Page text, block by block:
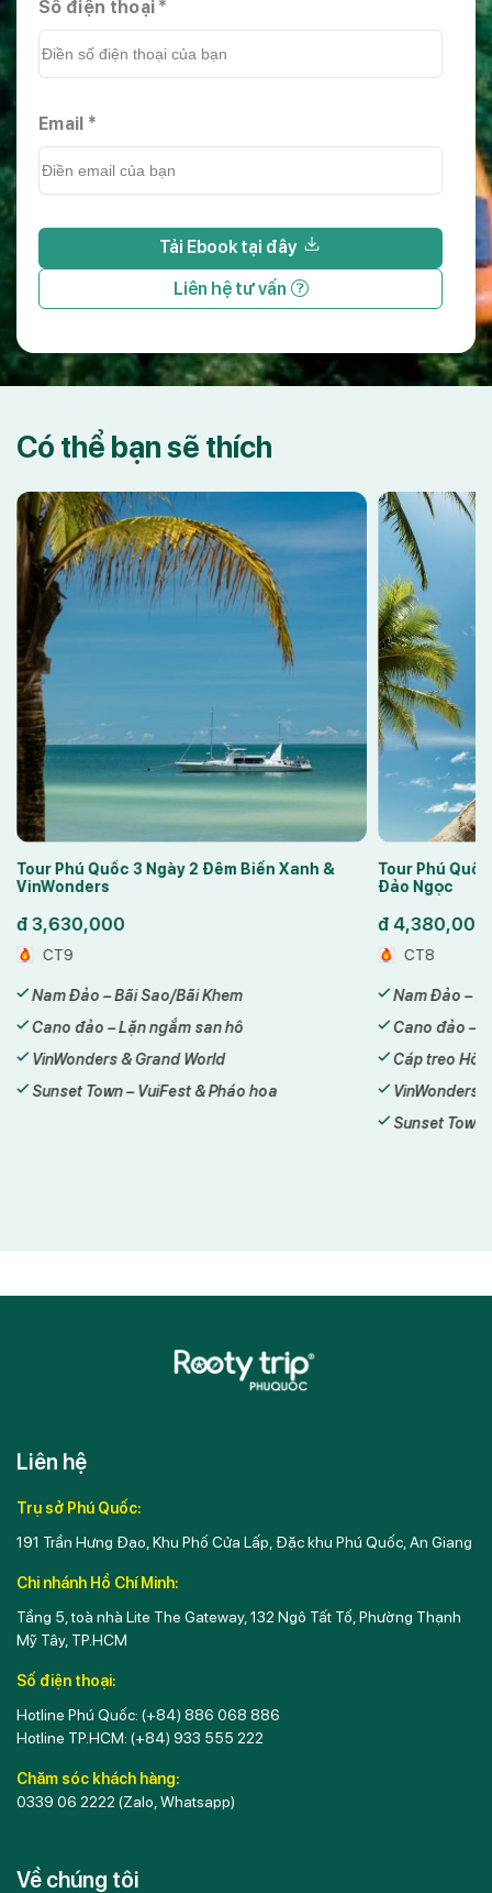
Số điện thoại *
Email *
Tải Ebook tại đây
Liên hệ tư vấn
Có thể bạn sẽ thích
Tour Phú Quốc 3 Ngày 2 Đêm Biển Xanh &
VinWonders
đ 3,630,000
CT9
Nam Đảo – Bãi Sao/Bãi Khem
Cano đảo – Lặn ngắm san hô
VinWonders & Grand World
Sunset Town – VuiFest & Pháo hoa
Tour Phú
Đảo Ngọc
đ 4,380,000
CT8
Nam Đảo –
Cano đảo –
Cáp treo
VinWonders
Sunset Town
Liên hệ
Trụ sở Phú Quốc:
191 Trần Hưng Đạo, Khu Phố Cửa Lấp, Đặc khu Phú Quốc, An Giang
Chi nhánh Hồ Chí Minh:
Tầng 5, toà nhà Lite The Gateway, 132 Ngô Tất Tố, Phường Thạnh
Mỹ Tây, TP.HCM
Số điện thoại:
Hotline Phú Quốc: (+84) 886 068 886
Hotline TP.HCM: (+84) 933 555 222
Chăm sóc khách hàng:
0339 06 2222 (Zalo, Whatsapp)
Về chúng tôi